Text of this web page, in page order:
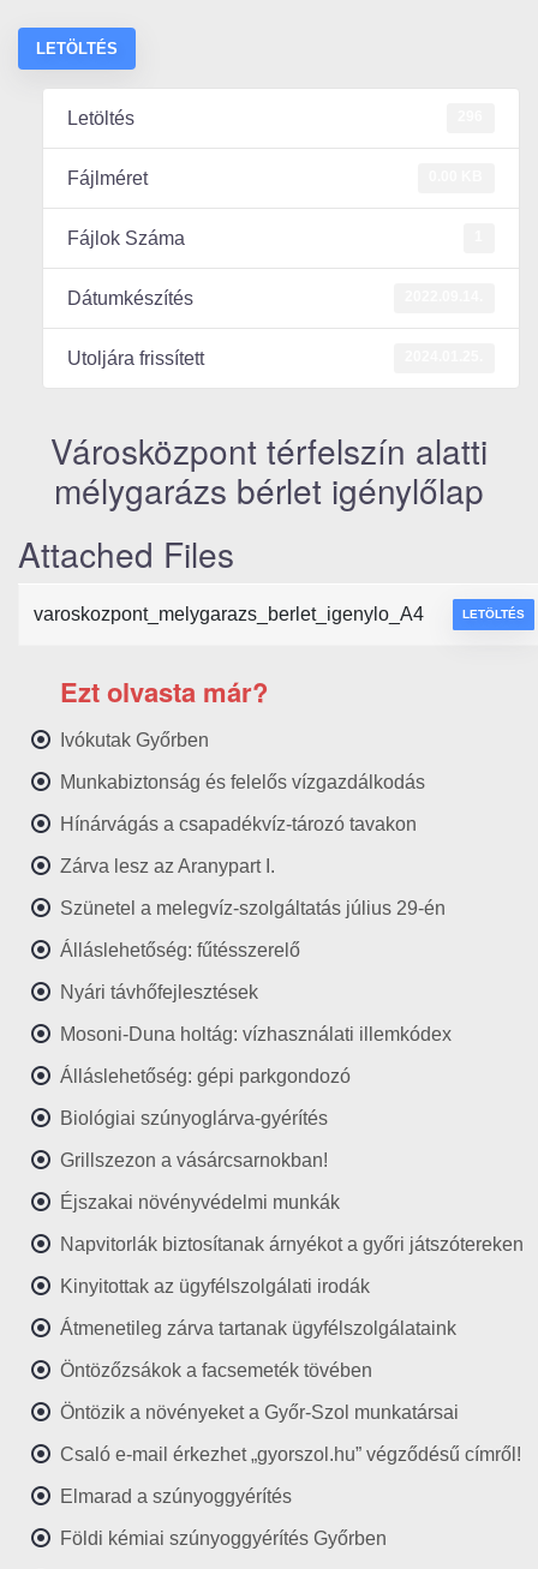
LETÖLTÉS
Letöltés
Fájlméret
Fájlok Száma
Dátumkészítés
Utoljára frissített
Városközpont térfelszín alatti
mélygarázs bérlet igénylőlap
Attached Files
varoskozpont_melygarazs_berlet_igenylo_A4 LETÖLTÉS
Ezt olvasta már?
Ivókutak Győrben
Munkabiztonság és felelős vízgazdálkodás
Hínárvágás a csapadékvíz-tározó tavakon
Zárva lesz az Aranypart I.
Szünetel a melegvíz-szolgáltatás július 29-én
Álláslehetőség: fűtésszerelő
Nyári távhőfejlesztések
Mosoni-Duna holtág: vízhasználati illemkódex
Álláslehetőség: gépi parkgondozó
Biológiai szúnyoglárva-gyérítés
Grillszezon a vásárcsarnokban!
Éjszakai növényvédelmi munkák
Napvitorlák biztosítanak árnyékot a győri játszótereken
Kinyitottak az ügyfélszolgálati irodák
Átmenetileg zárva tartanak ügyfélszolgálataink
Öntözőzsákok a facsemeték tövében
Öntözik a növényeket a Győr-Szol munkatársai
Csaló e-mail érkezhet „gyorszol.hu” végződésű címről!
Elmarad a szúnyoggyérítés
Földi kémiai szúnyoggyérítés Győrben